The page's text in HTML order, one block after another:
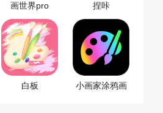
画世界pro 捏咔
白板
小画家涂鸦画